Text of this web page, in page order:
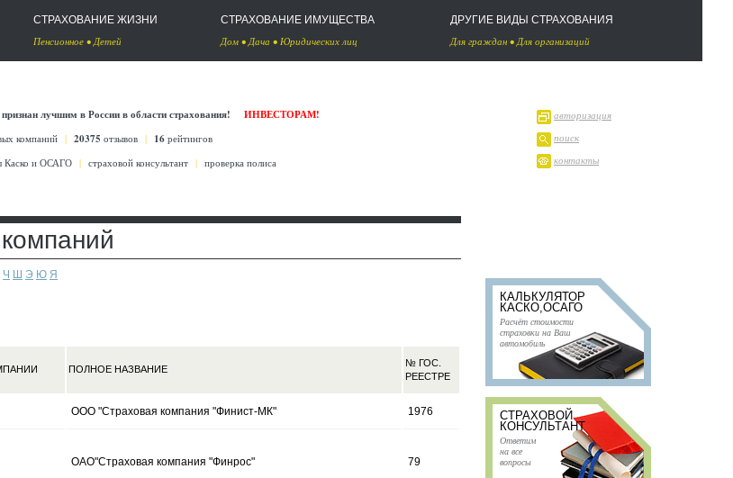
СТРАХОВАНИЕ ЖИЗНИ
Пенсионное •Детей
СТРАХОВАНИЕ ИМУЩЕСТВА
Дом •Дача • Юридических лиц
ДРУГИЕ ВИДЫ СТРАХОВАНИЯ
Для граждан •Для организаций
лучшим в России в области страхования!
ИНВЕСТОРАМ!
компаний | 20375 отзывов | 16 рейтингов
Каско и ОСАГО | страховой консультант | проверка полиса
авторизация
поиск
контакты
Ч Ш Э Ю Я
ПОЛНОЕ НАЗВАНИЕ
№ ГОС.
РЕЕСТРЕ
ООО "Страховая компания "Финист-МК" 1976
ОАО"Страховая компания "Финрос" 79
КАЛЬКУЛЯТОР
КАСКО,ОСАГО
Расчёт стоимости
страховки на Ваш
автомобиль
СТРАХОВОЙ
КОНСУЛЬТАНТ
Ответим
на все
вопросы